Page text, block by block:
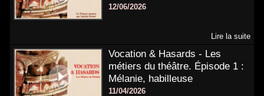
12/06/2026
Lire la suite
Vocation & Hasards - Les
métiers du théâtre. Épisode 1 :
Mélanie, habilleuse
11/04/2026